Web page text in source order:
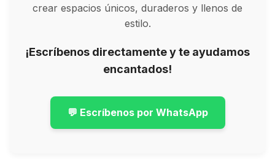
crear espacios únicos, duraderos y llenos de
estilo.
¡Escríbenos directamente y te ayudamos
encantados!
💬 Escríbenos por WhatsApp